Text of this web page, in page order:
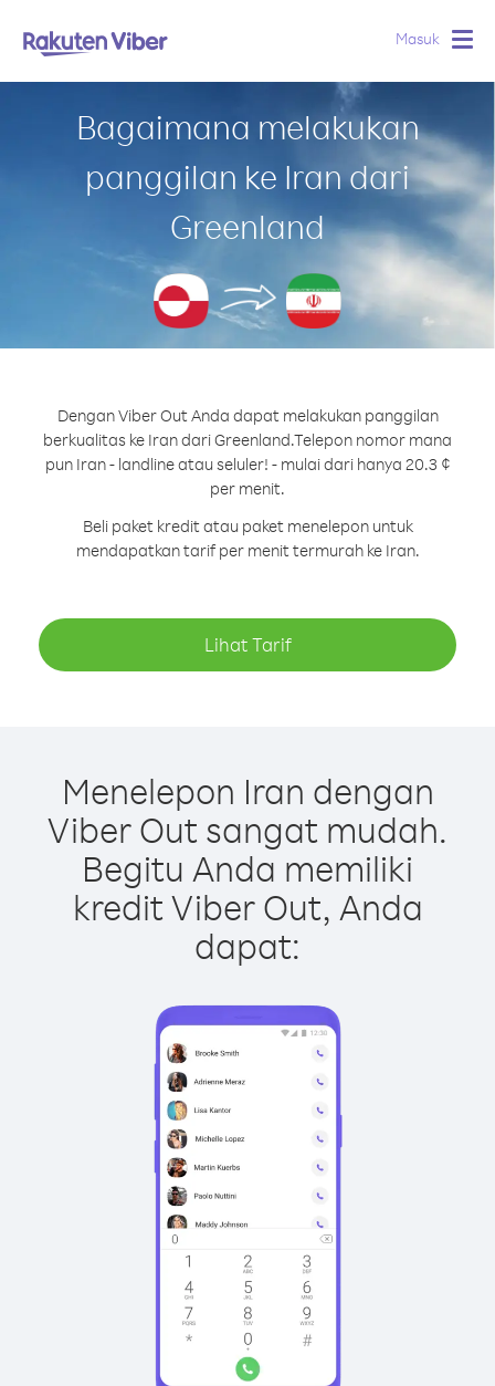
Masuk
Bagaimana melakukan
panggilan ke Iran dari
Greenland
Dengan Viber Out Anda dapat melakukan panggilan
berkualitas ke Iran dari Greenland.Telepon nomor mana
pun Iran - landline atau seluler! - mulai dari hanya 20.3 ¢
per menit.
Beli paket kredit atau paket menelepon untuk
mendapatkan tarif per menit termurah ke Iran.
Lihat Tarif
Menelepon Iran dengan
Viber Out sangat mudah.
Begitu Anda memiliki
kredit Viber Out, Anda
dapat: